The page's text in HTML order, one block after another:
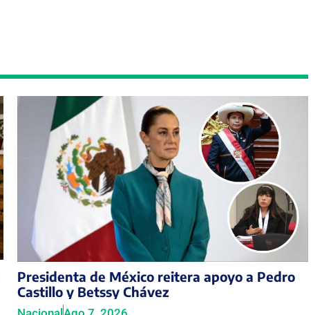
Presidenta de México reitera apoyo a Pedro
Castillo y Betssy Chávez